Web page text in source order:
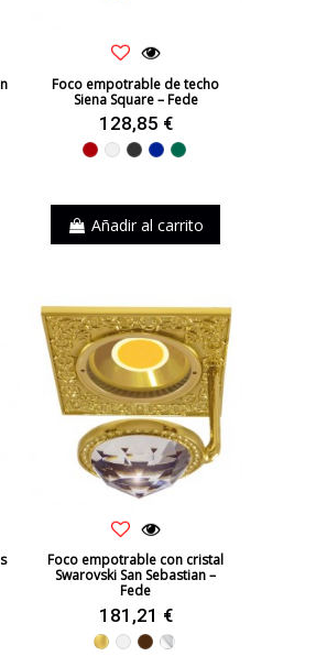
Foco empotrable de techo
Siena Square – Fede
128,85 €
RojoBlanco
Negro
AzulVerde
Añadir al carrito
Foco empotrable con cristal
Swarovski San Sebastian –
Fede
181,21 €
Dorado
Blanco
MarrónCromo